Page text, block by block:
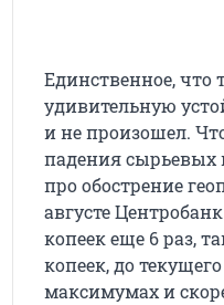
Единственное, что
удивительную
и не произошел.
падения сырьевых
про обострение
августе
копеек еще 6 раз,
копеек, до
максимумах и